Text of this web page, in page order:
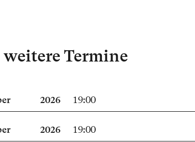
weitere Termine
2026 19:00
2026 19:00